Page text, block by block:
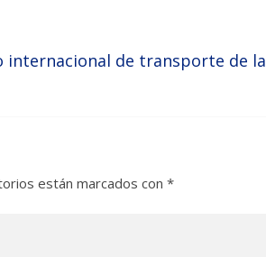
internacional de transporte de la
están marcados con *